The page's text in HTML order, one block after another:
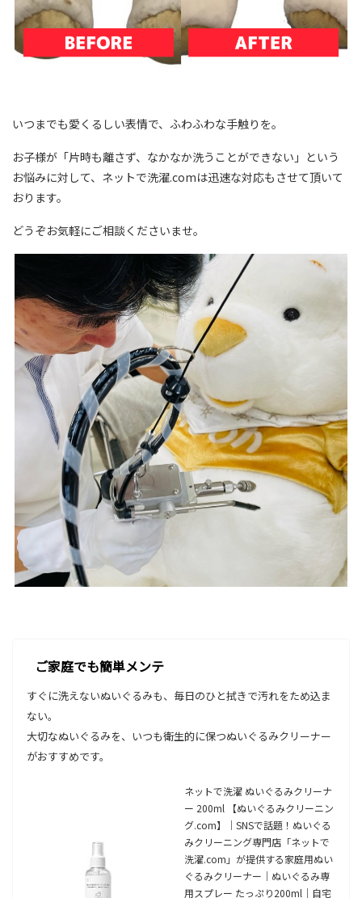
いつまでも愛くるしい表情で、ふわふわな手触りを。
お子様が「片時も離さず、なかなか洗うことができない」という
お悩みに対して、ネットで洗濯.comは迅速な対応もさせて頂いて
おります。
どうぞお気軽にご相談くださいませ。
ご家庭でも簡単メンテ
すぐに洗えないぬいぐるみも、毎日のひと拭きで汚れをため込ま
ない。
大切なぬいぐるみを、いつも衛生的に保つぬいぐるみクリーナー
がおすすめです。
ネットで洗濯 ぬいぐるみクリーナ
ー 200ml 【ぬいぐるみクリーニン
グ.com】｜SNSで話題！ぬいぐる
みクリーニング専門店「ネットで
洗濯.com」が提供する家庭用ぬい
ぐるみクリーナー｜ぬいぐるみ専
用スプレー たっぷり200ml｜自宅